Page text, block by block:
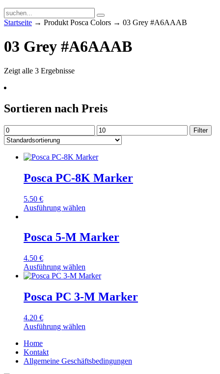
Startseite → Produkt Posca Colors → 03 Grey #A6AAAB
03 Grey #A6AAAB
Zeigt alle 3 Ergebnisse
Sortieren nach Preis
Min.
Preis
Max.
Preis
Filter
Posca PC-8K Marker
5.50 €
Ausführung wählen
Posca 5-M Marker
4.50 €
Ausführung wählen
Posca PC 3-M Marker
4.20 €
Ausführung wählen
Home
Kontakt
Allgemeine Geschäftsbedingungen